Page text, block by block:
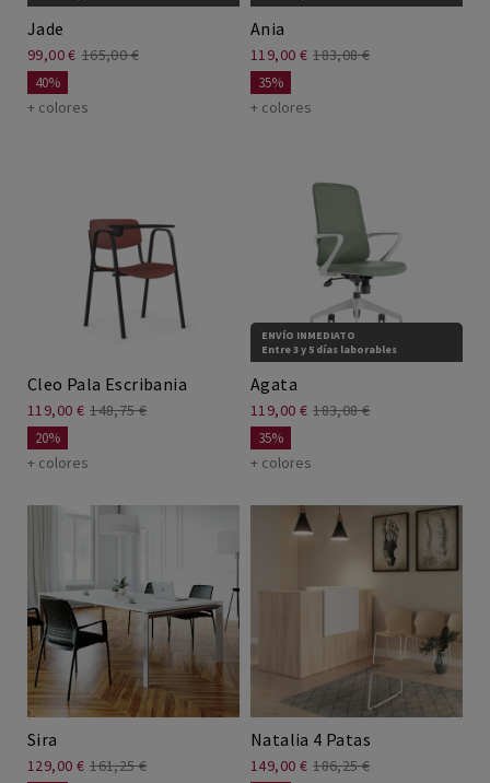
Jade
99,00 € 165,00 €
40%
+ colores
Ania
119,00 € 183,08 €
35%
+ colores
Cleo Pala Escribania
119,00 € 148,75 €
20%
+ colores
ENVÍO INMEDIATO
Entre 3 y 5 días laborables
Agata
119,00 € 183,08 €
35%
+ colores
Sira
129,00 € 161,25 €
Natalia 4 Patas
149,00 € 186,25 €